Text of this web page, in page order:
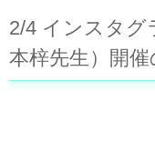
2/4 インスタグ
本梓先生）開